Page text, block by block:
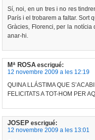
Sí, noi, en un tres i no res
París i el trobarem a faltar. Sort
Gràcies, Florenci, per la notícia
anar-hi.
Mª ROSA escrigué:
12 novembre 2009 a les 12:19
QUINA LLÁSTIMA QUE
FELICITATS A TOT-HOM PER
JOSEP escrigué:
12 novembre 2009 a les 13:01